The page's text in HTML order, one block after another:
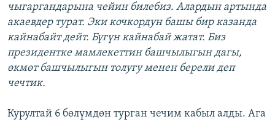
чыгаргандарына чейин билебиз. Алардын артында
акаевдер турат. Эки кочкордун башы бир казанда
кайнабайт дейт. Бүгүн кайнабай жатат. Биз
президентке мамлекеттин башчылыгын дагы,
өкмөт башчылыгын толугу менен берели деп
чечтик.
Курултай 6 бөлүмдөн турган чечим кабыл алды. Ага